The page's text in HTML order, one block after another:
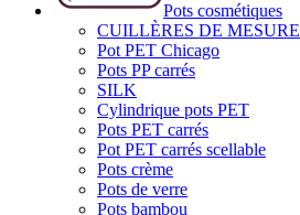
Pots cosmétiques
CUILLÈRES DE MESURE
Pot PET Chicago
Pots PP carrés
SILK
Cylindrique pots PET
Pots PET carrés
Pot PET carrés scellable
Pots crème
Pots de verre
Pots bambou